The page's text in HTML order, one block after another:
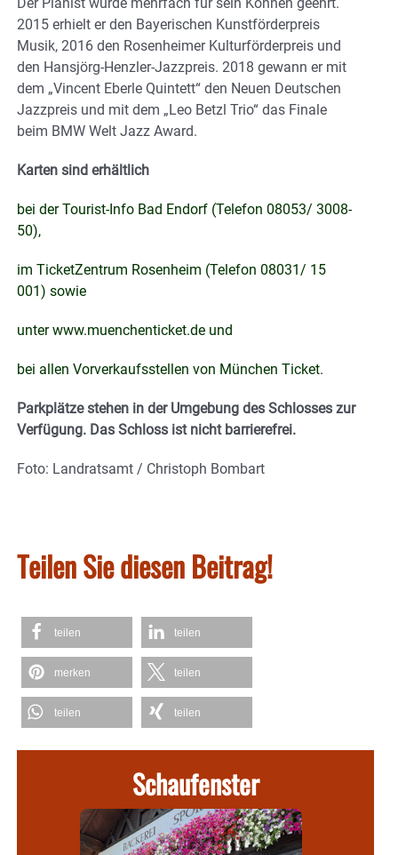
2015 erhielt er den Bayerischen Kunstförderpreis
Musik, 2016 den Rosenheimer Kulturförderpreis und
den Hansjörg-Henzler-Jazzpreis. 2018 gewann er mit
dem „Vincent Eberle Quintett“ den Neuen Deutschen
Jazzpreis und mit dem „Leo Betzl Trio“ das Finale
beim BMW Welt Jazz Award.
Karten sind erhältlich
bei der Tourist-Info Bad Endorf (Telefon 08053/ 3008-
50),
im TicketZentrum Rosenheim (Telefon 08031/ 15
001) sowie
unter www.muenchenticket.de und
bei allen Vorverkaufsstellen von München Ticket.
Parkplätze stehen in der Umgebung des Schlosses zur
Verfügung. Das Schloss ist nicht barrierefrei.
Foto: Landratsamt / Christoph Bombart
Teilen Sie diesen Beitrag!
teilen teilen
merken teilen
teilen teilen
Schaufenster